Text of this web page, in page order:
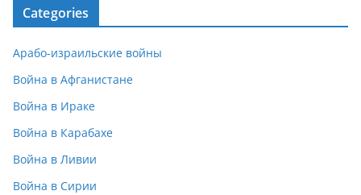
Categories
Арабо-израильские войны
Война в Афганистане
Война в Ираке
Война в Карабахе
Война в Ливии
Война в Сирии